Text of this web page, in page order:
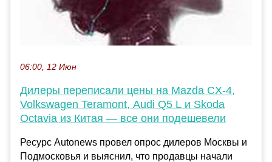
06:00, 12 Июн
Дилеры переписали цены на Mazda CX-4,
Volkswagen Teramont, Audi Q5 L и Skoda
Octavia из Китая — все они подешевели
Ресурс Autonews провел опрос дилеров Москвы и
Подмосковья и выяснил, что продавцы начали